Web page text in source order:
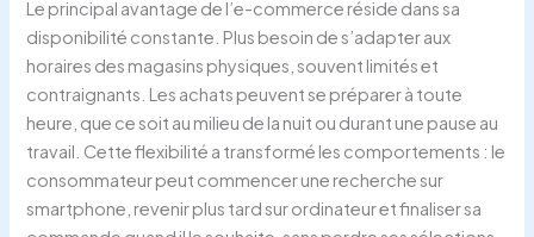
Le principal avantage de l’e-commerce réside dans sa
disponibilité constante. Plus besoin de s’adapter aux
horaires des magasins physiques, souvent limités et
contraignants. Les achats peuvent se préparer à toute
heure, que ce soit au milieu de la nuit ou durant une pause au
travail. Cette flexibilité a transformé les comportements : le
consommateur peut commencer une recherche sur
smartphone, revenir plus tard sur ordinateur et finaliser sa